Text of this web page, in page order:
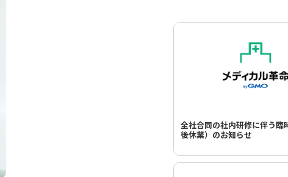
全社合同の社内研修に伴う臨
後休業）のお知らせ